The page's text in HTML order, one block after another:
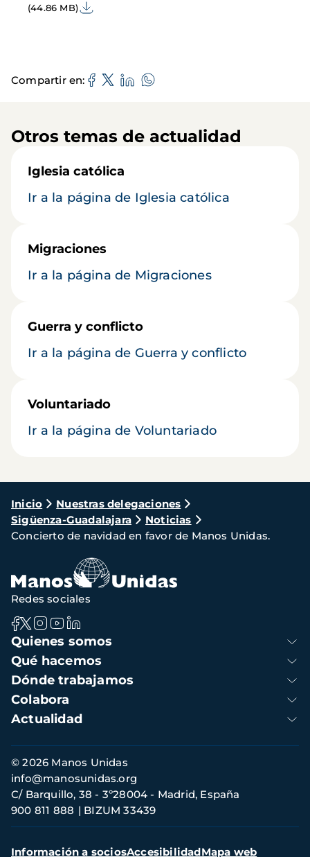
(44.86 MB)
Compartir en
Otros temas de actualidad
Iglesia católica
Ir a la página de Iglesia católica
Migraciones
Ir a la página de Migraciones
Guerra y conflicto
Ir a la página de Guerra y conflicto
Voluntariado
Ir a la página de Voluntariado
Ruta
de
navegación
Inicio
Nuestras delegaciones
Sigüenza-Guadalajara
Noticias
Concierto de navidad en favor de Manos Unidas.
Navegación
principal
Quienes somos
Qué hacemos
Dónde trabajamos
Colabora
Actualidad
Redes sociales
Información
de
contacto
© 2026 Manos Unidas
C/ Barquillo, 38 - 3º28004 - Madrid, España
900 811 888
BIZUM 33439
info@manosunidas.org
Menú
Información a sociosAccesibilidadMapa web